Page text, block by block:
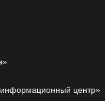
информационный центр»